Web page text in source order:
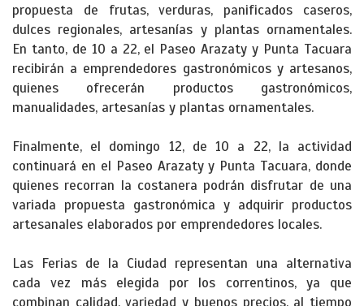
propuesta de frutas, verduras, panificados caseros,
dulces regionales, artesanías y plantas ornamentales.
En tanto, de 10 a 22, el Paseo Arazaty y Punta Tacuara
recibirán a emprendedores gastronómicos y artesanos,
quienes ofrecerán productos gastronómicos,
manualidades, artesanías y plantas ornamentales.
Finalmente, el domingo 12, de 10 a 22, la actividad
continuará en el Paseo Arazaty y Punta Tacuara, donde
quienes recorran la costanera podrán disfrutar de una
variada propuesta gastronómica y adquirir productos
artesanales elaborados por emprendedores locales.
Las Ferias de la Ciudad representan una alternativa
cada vez más elegida por los correntinos, ya que
combinan calidad, variedad y buenos precios, al tiempo